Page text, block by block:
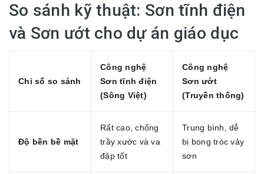
So sánh kỹ thuật: Sơn tĩnh điện
và Sơn ướt cho dự án giáo dục
Chỉ số so sánh
Công nghệ
Sơn tĩnh điện
(Sông Việt)
Công nghệ
Sơn ướt
(Truyền thống)
Độ bền bề mặt
Rất cao, chống
trầy xước và va
đập tốt
Trung bình, dễ
bị bong tróc vảy
sơn